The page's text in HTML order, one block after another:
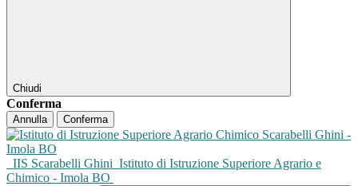
Chiudi
Conferma
Annulla Conferma
IIS Scarabelli Ghini Istituto di Istruzione Superiore Agrario e
Chimico - Imola BO